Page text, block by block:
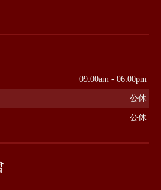
09:00am - 06:00pm
公休
公休